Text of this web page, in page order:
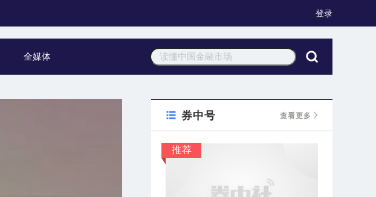
登录
全媒体
券中号 查看更多
推荐